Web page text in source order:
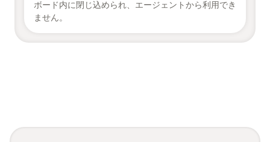
ボード内に閉じ込められ、エージェントから利用でき
ません。